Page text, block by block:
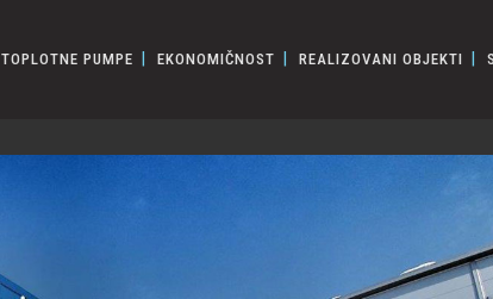
TOPLOTNE PUMPE EKONOMIČNOST REALIZOVANI OBJEKTI